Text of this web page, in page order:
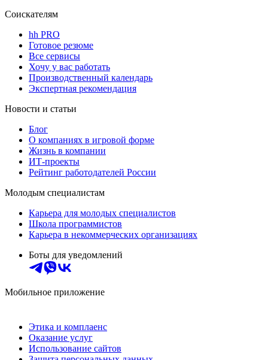
Соискателям
hh PRO
Готовое резюме
Все сервисы
Хочу у вас работать
Производственный календарь
Экспертная рекомендация
Новости и статьи
Блог
О компаниях в игровой форме
Жизнь в компании
ИТ-проекты
Рейтинг работодателей России
Молодым специалистам
Карьера для молодых специалистов
Школа программистов
Карьера в некоммерческих организациях
Боты для уведомлений
Мобильное приложение
Этика и комплаенс
Оказание услуг
Использование сайтов